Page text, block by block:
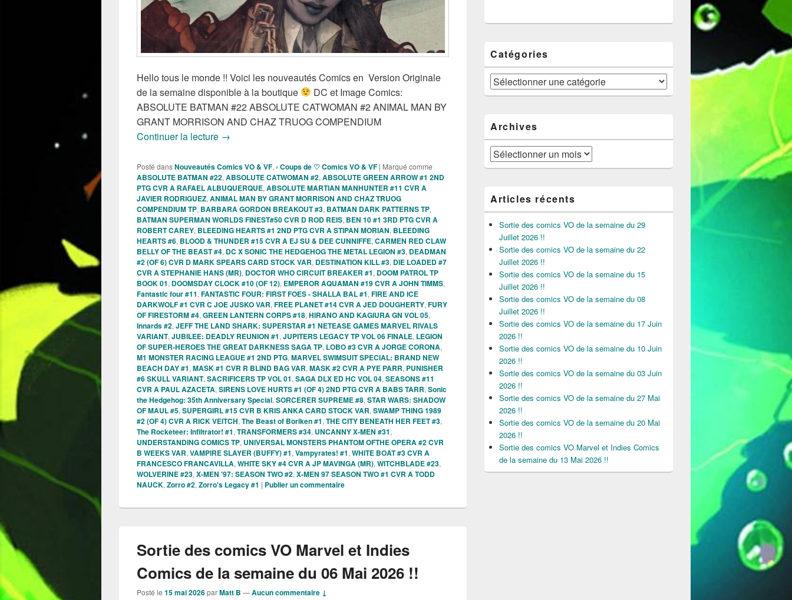
Hello tous le monde !! Voici les nouveautés Comics en Version Originale
de la semaine disponible à la boutique
DC et Image Comics:
ABSOLUTE BATMAN #22 ABSOLUTE CATWOMAN #2 ANIMAL MAN BY
GRANT MORRISON AND CHAZ TRUOG COMPENDIUM
Continuer la lecture Sortie des comics VO de la semaine du 08 Juillet 2026 !!
→
Posté dansNouveautés Comics VO & VF, › Coups de ♡ Comics VO & VF | Marqué comme
ABSOLUTE BATMAN #22, ABSOLUTE CATWOMAN #2, ABSOLUTE GREEN ARROW #1 2ND
PTG CVR A RAFAEL ALBUQUERQUE, ABSOLUTE MARTIAN MANHUNTER #11 CVR A
JAVIER RODRIGUEZ, ANIMAL MAN BY GRANT MORRISON AND CHAZ TRUOG
COMPENDIUM TP, BARBARA GORDON BREAKOUT #3, BATMAN DARK PATTERNS TP,
BATMAN SUPERMAN WORLDS FINEST#50 CVR D ROD REIS, BEN 10 #1 3RD PTG CVR A
ROBERT CAREY, BLEEDING HEARTS #1 2ND PTG CVR A STIPAN MORIAN, BLEEDING
HEARTS #6, BLOOD & THUNDER #15 CVR A EJ SU & DEE CUNNIFFE, CARMEN RED CLAW
BELLY OF THE BEAST #4, DC X SONIC THE HEDGEHOG THE METAL LEGION #3, DEADMAN
#2 (OF 6) CVR D MARK SPEARS CARD STOCK VAR, DESTINATION KILL #3, DIE LOADED #7
CVR A STEPHANIE HANS (MR), DOCTOR WHO CIRCUIT BREAKER #1, DOOM PATROL TP
BOOK 01, DOOMSDAY CLOCK #10 (OF 12), EMPEROR AQUAMAN #19 CVR A JOHN TIMMS,
Fantastic four #11, FANTASTIC FOUR: FIRST FOES - SHALLA BAL #1, FIRE AND ICE
DARKWOLF #1 CVR C JOE JUSKO VAR, FREE PLANET #14 CVR A JED DOUGHERTY, FURY
OF FIRESTORM #4, GREEN LANTERN CORPS #18, HIRANO AND KAGIURA GN VOL 05,
Innards #2, JEFF THE LAND SHARK: SUPERSTAR #1 NETEASE GAMES MARVEL RIVALS
VARIANT, JUBILEE: DEADLY REUNION #1, JUPITERS LEGACY TP VOL 06 FINALE, LEGION
OF SUPER-HEROES THE GREAT DARKNESS SAGA TP, LOBO #3 CVR A JORGE CORONA,
M1 MONSTER RACING LEAGUE #1 2ND PTG, MARVEL SWIMSUIT SPECIAL: BRAND NEW
BEACH DAY #1, MASK #1 CVR R BLIND BAG VAR, MASK #2 CVR A PYE PARR, PUNISHER
#6 SKULL VARIANT, SACRIFICERS TP VOL 01, SAGA DLX ED HC VOL 04, SEASONS #11
CVR A PAUL AZACETA, SIRENS LOVE HURTS #1 (OF 4) 2ND PTG CVR A BABS TARR, Sonic
the Hedgehog: 35th Anniversary Special, SORCERER SUPREME #8, STAR WARS: SHADOW
OF MAUL #5, SUPERGIRL #15 CVR B KRIS ANKA CARD STOCK VAR, SWAMP THING 1989
#2 (OF 4) CVR A RICK VEITCH, The Beast of Boriken #1, THE CITY BENEATH HER FEET #3,
The Rocketeer: Infiltrator! #1, TRANSFORMERS #34, UNCANNY X-MEN #31,
UNDERSTANDING COMICS TP, UNIVERSAL MONSTERS PHANTOM OFTHE OPERA #2 CVR
B WEEKS VAR, VAMPIRE SLAYER (BUFFY) #1, Vampyrates! #1, WHITE BOAT #3 CVR A
FRANCESCO FRANCAVILLA, WHITE SKY #4 CVR A JP MAVINGA (MR), WITCHBLADE #23,
WOLVERINE #23, X-MEN '97: SEASON TWO #2, X-MEN 97 SEASON TWO #1 CVR A TODD
NAUCK, Zorro #2, Zorro's Legacy #1 | Publier un commentaire
Sortie des comics VO Marvel et Indies
Comics de la semaine du 06 Mai 2026 !!
Posté le 15 mai 2026parMatt B —Aucun commentaire ↓
Catégories
Catégories
Archives
Archives
Articles récents
Sortie des comics VO de la semaine du 29
Juillet 2026 !!
Sortie des comics VO de la semaine du 22
Juillet 2026 !!
Sortie des comics VO de la semaine du 15
Juillet 2026 !!
Sortie des comics VO de la semaine du 08
Juillet 2026 !!
Sortie des comics VO de la semaine du 17 Juin
2026 !!
Sortie des comics VO de la semaine du 10 Juin
2026 !!
Sortie des comics VO de la semaine du 03 Juin
2026 !!
Sortie des comics VO de la semaine du 27 Mai
2026 !!
Sortie des comics VO de la semaine du 20 Mai
2026 !!
Sortie des comics VO Marvel et Indies Comics
de la semaine du 13 Mai 2026 !!